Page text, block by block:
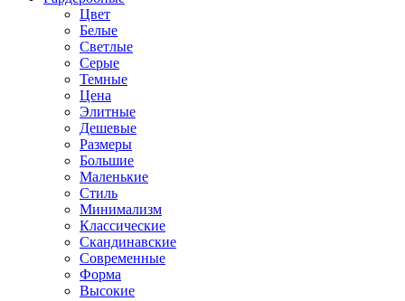
Цвет
Белые
Светлые
Серые
Темные
Цена
Элитные
Дешевые
Размеры
Большие
Маленькие
Стиль
Минимализм
Классические
Скандинавские
Современные
Форма
Высокие